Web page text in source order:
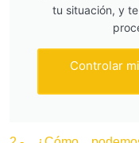
tu situación, y
Controlar